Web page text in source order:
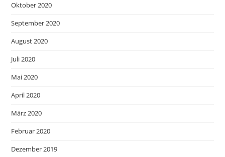
Oktober 2020
September 2020
August 2020
Juli 2020
Mai 2020
April 2020
März 2020
Februar 2020
Dezember 2019